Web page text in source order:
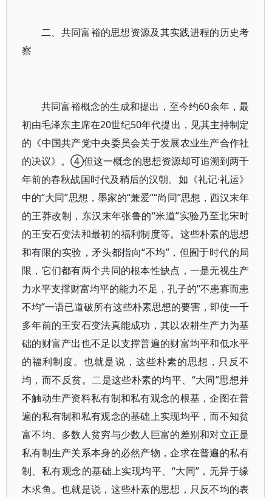
二、共同富裕的思想资源及其实践进程的历史考
察
共同富裕概念的生成和提出，至今约60余年，最
初由毛泽东主席在20世纪50年代提出，见其主持制定
的《中国共产党中央委员会关于发展农业生产合作社
的决议》。④但这一概念的思想资源却可追溯到两千
年前的春秋战国时代及稍后的汉朝。如《礼记·礼运》
中的“大同”思想，墨家的“兼爱”“尚同”思想，西汉末年
的王莽改制，东汉末年张鲁的“米道”实验乃至北宋时
的王安石变法和最初的福利制度等。这些朴素的思想
和有限的实验，矛头都指向“不均”，但囿于时代的局
限，它们都有两个共同的根本性缺点，一是无视生产
力水平支撑财富均平的能力不足，孔子的“不患寡而患
不均”一语已道破所有这些朴素思想的要害，即使一千
多年前的王安石变法真能成功，其以农耕生产力为基
础的财富产出也不足以支撑普遍的财富均平和低水平
的福利制度。也就是说，这些朴素的思想，只反不
均，而不反贫。二是这些朴素的均平、“大同”思想并
不触动生产资料私有制和私有观念的根基，企图在普
遍的私有制和私有观念的基础上实现均平，而不知贫
富不均、多数人贫穷与少数人巨富的差别和对立正是
私有制生产关系本身的必然产物，企求在普遍的私有
制、私有观念的基础上实现均平、“大同”，无异于缘
木求鱼。也就是说，这些朴素的思想，只反不均的表